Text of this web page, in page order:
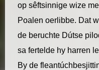
op sêftsinnige wize
Poalen oerlibbe. Dat
de beruchte Dútse
sa fertelde hy harren
By de